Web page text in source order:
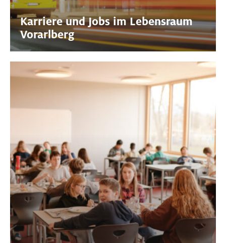
Karriere und Jobs im Lebensraum
Vorarlberg